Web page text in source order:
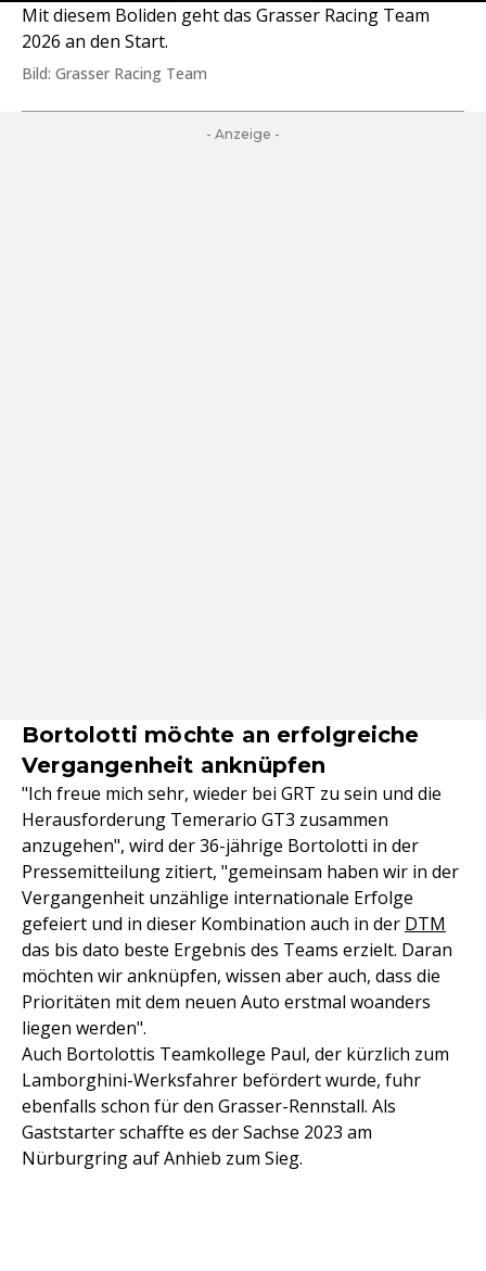
Mit diesem Boliden geht das Grasser Racing Team
2026 an den Start.
Bild: Grasser Racing Team
- Anzeige -
Bortolotti möchte an erfolgreiche
Vergangenheit anknüpfen
"Ich freue mich sehr, wieder bei GRT zu sein und die
Herausforderung Temerario GT3 zusammen
anzugehen", wird der 36-jährige Bortolotti in der
Pressemitteilung zitiert, "gemeinsam haben wir in der
Vergangenheit unzählige internationale Erfolge
gefeiert und in dieser Kombination auch in der DTM
das bis dato beste Ergebnis des Teams erzielt. Daran
möchten wir anknüpfen, wissen aber auch, dass die
Prioritäten mit dem neuen Auto erstmal woanders
liegen werden".
Auch Bortolottis Teamkollege Paul, der kürzlich zum
Lamborghini-Werksfahrer befördert wurde, fuhr
ebenfalls schon für den Grasser-Rennstall. Als
Gaststarter schaffte es der Sachse 2023 am
Nürburgring auf Anhieb zum Sieg.